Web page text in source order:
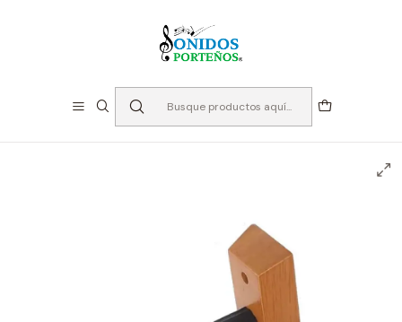
Instrumentos de Cuerda
Atril pared para guitarra TAURUS madera TAU-051